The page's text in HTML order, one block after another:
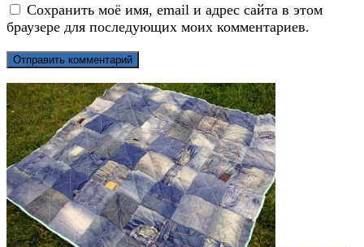
Сохранить моё имя, email и адрес сайта в этом
браузере для последующих моих комментариев.